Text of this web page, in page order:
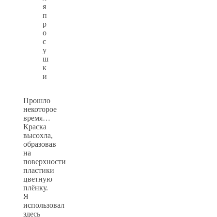
я
п
р
о
с
у
ш
к
и
Прошло
некоторое
время…
Краска
высохла,
образовав
на
поверхности
пластики
цветную
плёнку.
Я
использовал
здесь